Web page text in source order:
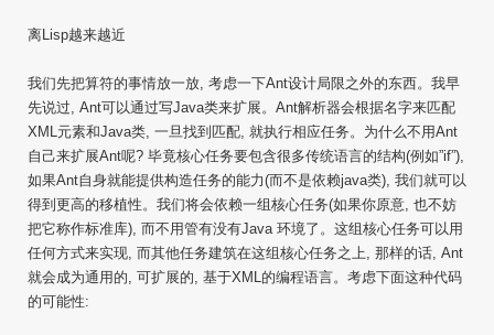
离Lisp越来越近
我们先把算符的事情放一放, 考虑一下Ant设计局限之外的东西。我早
先说过, Ant可以通过写Java类来扩展。Ant解析器会根据名字来匹配
XML元素和Java类, 一旦找到匹配, 就执行相应任务。为什么不用Ant
自己来扩展Ant呢? 毕竟核心任务要包含很多传统语言的结构(例如”if”),
如果Ant自身就能提供构造任务的能力(而不是依赖java类), 我们就可以
得到更高的移植性。我们将会依赖一组核心任务(如果你原意, 也不妨
把它称作标准库), 而不用管有没有Java 环境了。这组核心任务可以用
任何方式来实现, 而其他任务建筑在这组核心任务之上, 那样的话, Ant
就会成为通用的, 可扩展的, 基于XML的编程语言。考虑下面这种代码
的可能性: